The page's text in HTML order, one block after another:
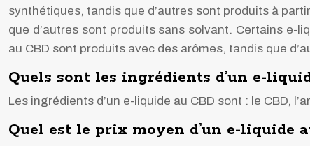
synthétiques, tandis que d’autres sont produits à
que d’autres sont produits sans solvant. Certains e-
au CBD sont produits avec des arômes, tandis que
Quels sont les ingrédients d’un e-
Les ingrédients d’un e-liquide au CBD sont : le CBD,
Quel est le prix moyen d’un e-liquide